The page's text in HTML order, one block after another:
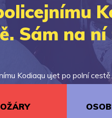
Sám na
Kodiaqu ujet po polní